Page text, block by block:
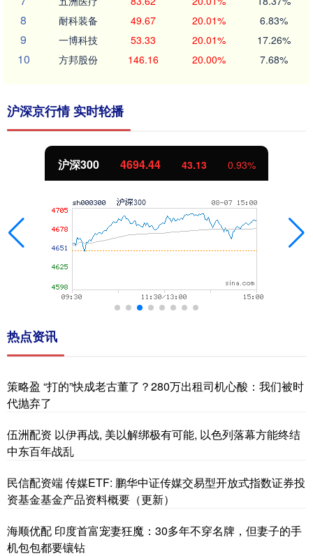
8 耐科装备 49.67 20.01% 6.83%
9 一博科技 53.33 20.01% 17.26%
10 方邦股份 146.16 20.00% 7.68%
沪深京行情 实时轮播
沪深300 4694.44 43.13 0.93%
热点资讯
策略盈 “打的”快成老古董了？280万出租司机心酸：我们被时
代抛弃了
伍洲配资 以伊再战, 美以解绑极有可能, 以色列落幕方能终结
中东百年战乱
民信配资端 传媒ETF: 鹏华中证传媒交易型开放式指数证券投
资基金基金产品资料概要（更新）
海顺优配 印度首富宠妻狂魔：30多年不穿名牌，但妻子的手
机包包都要镶钻